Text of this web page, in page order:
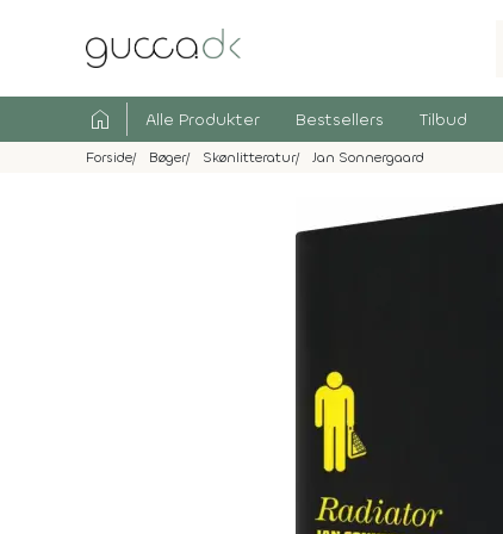
home Alle Produkter Bestsellers Tilbud
Forside Bøger Skønlitteratur Jan Sonnergaard